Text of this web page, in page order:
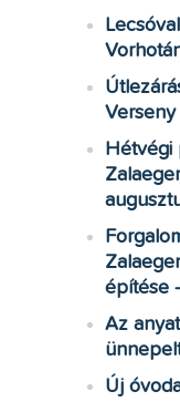
Verseny
Hétvégi
építése
Az
Új